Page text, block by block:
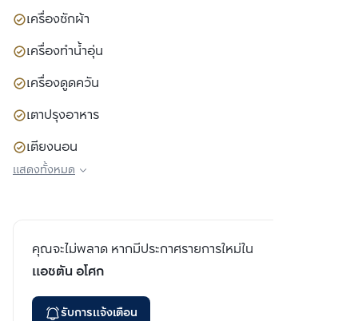
เครื่องซักผ้า
เครื่องทำน้ำอุ่น
เครื่องดูดควัน
เตาปรุงอาหาร
เตียงนอน
ตู้เสื้อผ้า
แสดงทั้งหมด
คุณจะไม่พลาด หากมีประกาศรายการใหม่ใน
แอชตัน อโศก
รับการแจ้งเตือน